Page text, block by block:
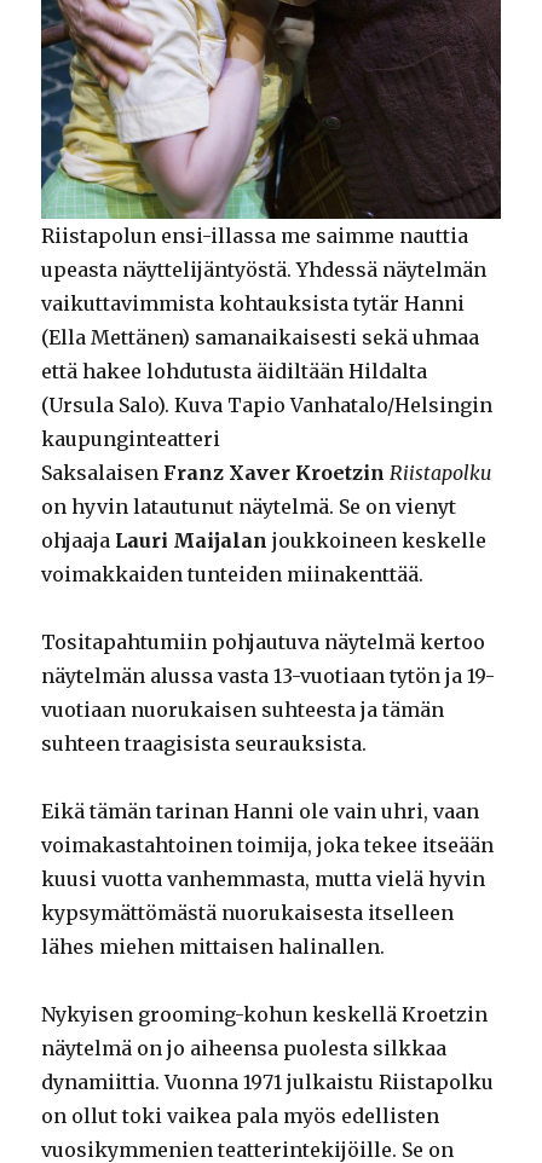
Riistapolun ensi-illassa me saimme nauttia
upeasta näyttelijäntyöstä. Yhdessä näytelmän
vaikuttavimmista kohtauksista tytär Hanni
(Ella Mettänen) samanaikaisesti sekä uhmaa
että hakee lohdutusta äidiltään Hildalta
(Ursula Salo). Kuva Tapio Vanhatalo/Helsingin
kaupunginteatteri
Saksalaisen Franz Xaver Kroetzin Riistapolku
on hyvin latautunut näytelmä. Se on vienyt
ohjaaja Lauri Maijalan joukkoineen keskelle
voimakkaiden tunteiden miinakenttää.
Tositapahtumiin pohjautuva näytelmä kertoo
näytelmän alussa vasta 13-vuotiaan tytön ja 19-
vuotiaan nuorukaisen suhteesta ja tämän
suhteen traagisista seurauksista.
Eikä tämän tarinan Hanni ole vain uhri, vaan
voimakastahtoinen toimija, joka tekee itseään
kuusi vuotta vanhemmasta, mutta vielä hyvin
kypsymättömästä nuorukaisesta itselleen
lähes miehen mittaisen halinallen.
Nykyisen grooming-kohun keskellä Kroetzin
näytelmä on jo aiheensa puolesta silkkaa
dynamiittia. Vuonna 1971 julkaistu Riistapolku
on ollut toki vaikea pala myös edellisten
vuosikymmenien teatterintekijöille. Se on